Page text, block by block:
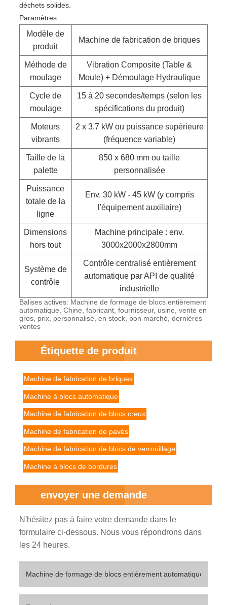
déchets solides.
Paramètres
Modèle de
produit
Machine de fabrication de briques
Méthode de
moulage
Vibration Composite (Table &
Moule) + Démoulage Hydraulique
Cycle de
moulage
15 à 20 secondes/temps (selon les
spécifications du produit)
Moteurs
vibrants
2 x 3,7 kW ou puissance supérieure
(fréquence variable)
Taille de la
palette
850 x 680 mm ou taille
personnalisée
Puissance
totale de la
ligne
Env. 30 kW - 45 kW (y compris
l'équipement auxiliaire)
Dimensions
hors tout
Machine principale : env.
3000x2000x2800mm
Système de
contrôle
Contrôle centralisé entièrement
automatique par API de qualité
industrielle
Balises actives: Machine de formage de blocs entièrement
automatique, Chine, fabricant, fournisseur, usine, vente en
gros, prix, personnalisé, en stock, bon marché, dernières
ventes
Étiquette de produit
Machine de fabrication de briques
Machine à blocs automatique
Machine de fabrication de blocs creux
Machine de fabrication de pavés
Machine de fabrication de blocs de verrouillage
Machine à blocs de bordures
envoyer une demande
N'hésitez pas à faire votre demande dans le
formulaire ci-dessous. Nous vous répondrons dans
les 24 heures.